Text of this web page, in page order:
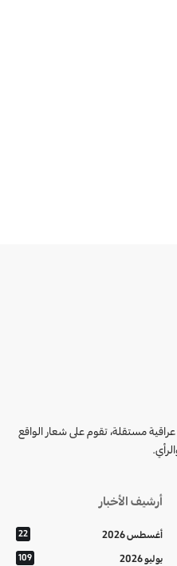
مستقلة، تقوم على شعار الواقع
أرشيف الأخبار
أغسطس 2026 22
يوليو 2026 109